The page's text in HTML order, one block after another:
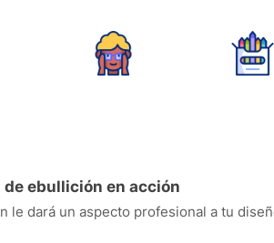
ebullición en acción
le dará un aspecto profesional a tu